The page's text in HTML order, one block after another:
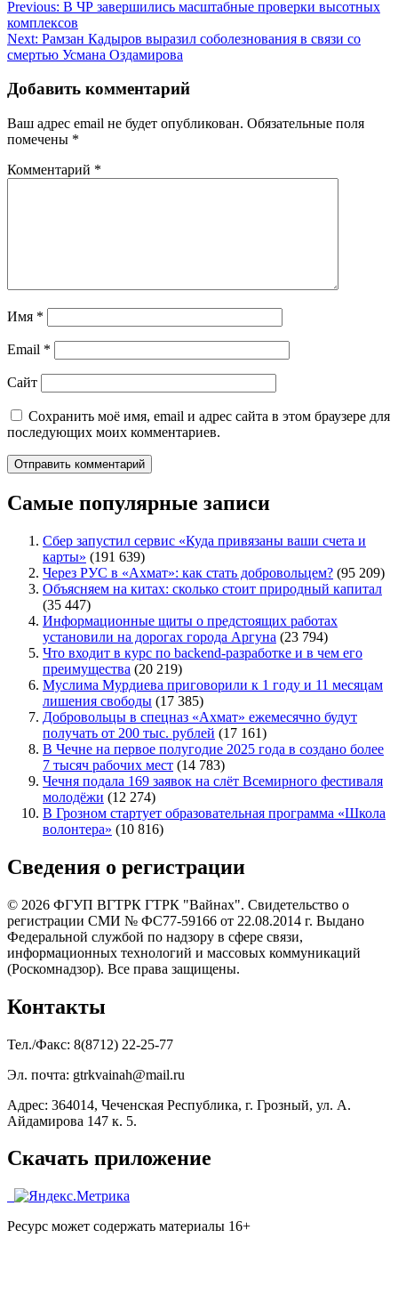
Навигация
по
записям
Previous: В ЧР завершились масштабные проверки высотных
комплексов
Next: Рамзан Кадыров выразил соболезнования в связи со
смертью Усмана Оздамирова
Добавить комментарий
Ваш адрес email не будет опубликован. Обязательные поля
помечены *
Комментарий *
Имя *
Email *
Сайт
Сохранить моё имя, email и адрес сайта в этом браузере для
последующих моих комментариев.
Самые популярные записи
Сбер запустил сервис «Куда привязаны ваши счета и
карты» (191 639)
Через РУС в «Ахмат»: как стать добровольцем? (95 209)
Объясняем на китах: сколько стоит природный капитал
(35 447)
Информационные щиты о предстоящих работах
установили на дорогах города Аргуна (23 794)
Что входит в курс по backend-разработке и в чем его
преимущества (20 219)
Муслима Мурдиева приговорили к 1 году и 11 месяцам
лишения свободы (17 385)
Добровольцы в спецназ «Ахмат» ежемесячно будут
получать от 200 тыс. рублей (17 161)
В Чечне на первое полугодие 2025 года в создано более
7 тысяч рабочих мест (14 783)
Чечня подала 169 заявок на слёт Всемирного фестиваля
молодёжи (12 274)
В Грозном стартует образовательная программа «Школа
волонтера» (10 816)
Сведения о регистрации
© 2026 ФГУП ВГТРК ГТРК "Вайнах". Свидетельство о
регистрации СМИ № ФС77-59166 от 22.08.2014 г. Выдано
Федеральной службой по надзору в сфере связи,
информационных технологий и массовых коммуникаций
(Роскомнадзор). Все права защищены.
Контакты
Тел./Факс: 8(8712) 22-25-77
Эл. почта: gtrkvainah@mail.ru
Адрес: 364014, Чеченская Республика, г. Грозный, ул. А.
Айдамирова 147 к. 5.
Скачать приложение
Ресурс может содержать материалы 16+